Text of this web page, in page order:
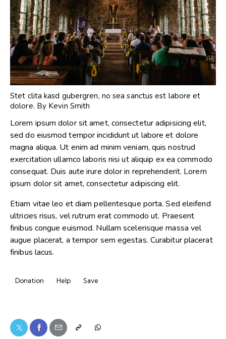
Stet clita kasd gubergren, no sea sanctus est labore et
dolore. By Kevin Smith
Lorem ipsum dolor sit amet, consectetur adipisicing elit,
sed do eiusmod tempor incididunt ut labore et dolore
magna aliqua. Ut enim ad minim veniam, quis nostrud
exercitation ullamco laboris nisi ut aliquip ex ea commodo
consequat. Duis aute irure dolor in reprehenderit. Lorem
ipsum dolor sit amet, consectetur adipiscing elit.
Etiam vitae leo et diam pellentesque porta. Sed eleifend
ultricies risus, vel rutrum erat commodo ut. Praesent
finibus congue euismod. Nullam scelerisque massa vel
augue placerat, a tempor sem egestas. Curabitur placerat
finibus lacus.
Donation Help Save